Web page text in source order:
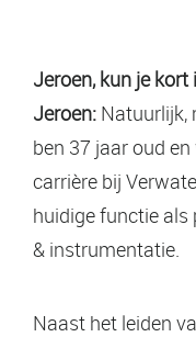
Jeroen, kun je
Jeroen: Natuurlijk,
ben 37 jaar oud
carrière bij
huidige functie
& instrumentatie.
Naast het leiden